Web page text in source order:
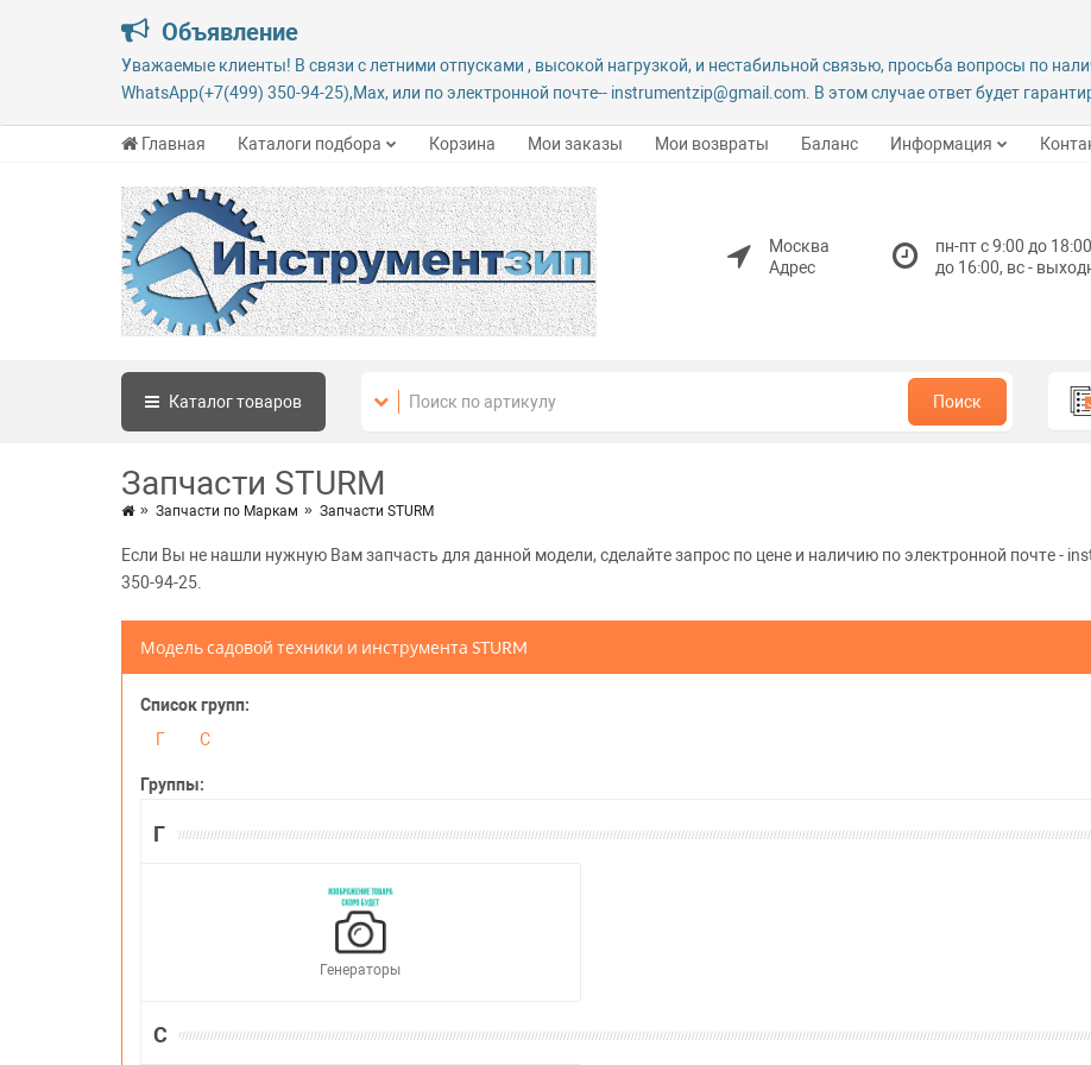
Объявление
Уважаемые клиенты! В связи с летними отпусками , высокой нагрузкой, и нестабильной связью, просьба вопросы по
WhatsApp(+7(499) 350-94-25),Max, или по электронной почте-- instrumentzip@gmail.com. В этом случае ответ будет
Главная Каталоги подбора Корзина Мои заказы Мои возвраты Баланс Информация
Москва
Адрес
пн-пт с 9:00 до
до 16:00, вс -
Каталогтоваров Поиск
Запчасти STURM
Запчасти по Маркам Запчасти STURM
Если Вы не нашли нужную Вам запчасть для данной модели, сделайте запрос по цене и наличию по электронной почте -
350-94-25.
Модель садовой техники и инструмента STURM
Список групп:
Г
С
Группы:
Г
Генераторы
С